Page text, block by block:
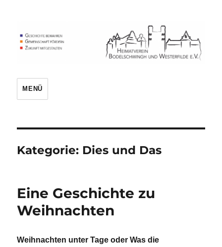
MENÜ
Kategorie: Dies und Das
Eine Geschichte zu
Weihnachten
Weihnachten unter Tage oder Was die